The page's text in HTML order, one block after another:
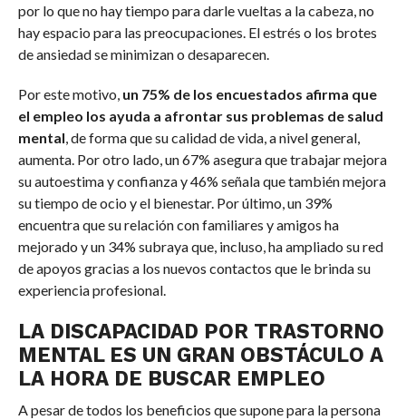
por lo que no hay tiempo para darle vueltas a la cabeza, no
hay espacio para las preocupaciones. El estrés o los brotes
de ansiedad se minimizan o desaparecen.
Por este motivo, un 75% de los encuestados afirma que
el empleo los ayuda a afrontar sus problemas de salud
mental , de forma que su calidad de vida, a nivel general,
aumenta. Por otro lado, un 67% asegura que trabajar mejora
su autoestima y confianza y 46% señala que también mejora
su tiempo de ocio y el bienestar. Por último, un 39%
encuentra que su relación con familiares y amigos ha
mejorado y un 34% subraya que, incluso, ha ampliado su red
de apoyos gracias a los nuevos contactos que le brinda su
experiencia profesional.
LA DISCAPACIDAD POR TRASTORNO
MENTAL ES UN GRAN OBSTÁCULO A
LA HORA DE BUSCAR EMPLEO
A pesar de todos los beneficios que supone para la persona